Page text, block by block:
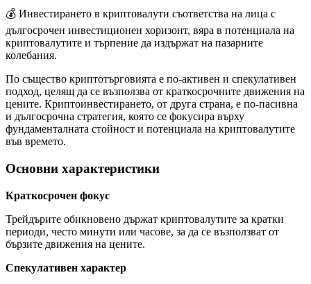
💰 Инвестирането в криптовалути съответства на лица с
дългосрочен инвестиционен хоризонт, вяра в потенциала на
криптовалутите и търпение да издържат на пазарните
колебания.
По същество криптотърговията е по-активен и спекулативен
подход, целящ да се възползва от краткосрочните движения на
цените. Криптоинвестирането, от друга страна, е по-пасивна
и дългосрочна стратегия, която се фокусира върху
фундаменталната стойност и потенциала на криптовалутите
във времето.
Основни характеристики
Краткосрочен фокус
Трейдърите обикновено държат криптовалутите за кратки
периоди, често минути или часове, за да се възползват от
бързите движения на цените.
Спекулативен характер